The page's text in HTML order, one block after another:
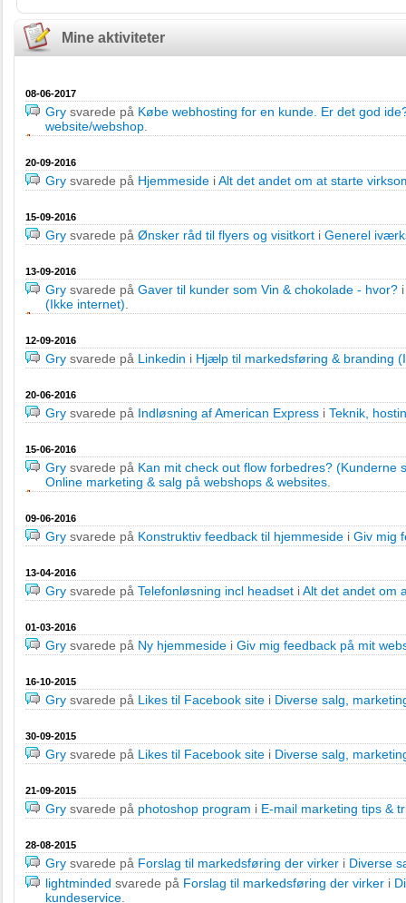
Mine aktiviteter
08-06-2017
Gry svarede på Købe webhosting for en kunde. Er det god
website/webshop
20-09-2016
Gry svarede på Hjemmeside iAlt det andet om at starte
15-09-2016
Gry svarede på Ønsker råd til flyers og visitkort i Generel
13-09-2016
Gry svarede på Gaver til kunder som Vin & chokolade - hvor?
(Ikke internet)
12-09-2016
Gry svarede på Linkedin i Hjælp til markedsføring & branding
20-06-2016
Gry svarede på Indløsning af American Express i Teknik,
15-06-2016
Gry svarede på Kan mit check out flow forbedres?
Online marketing & salg på webshops & websites
09-06-2016
Gry svarede på Konstruktiv feedback til hjemmeside i Giv mig
13-04-2016
Gry svarede på Telefonløsning incl headset iAlt det andet om
01-03-2016
Gry svarede på Ny hjemmeside i Giv mig feedback på mit
16-10-2015
Gry svarede på Likes til Facebook site i Diverse salg,
30-09-2015
Gry svarede på Likes til Facebook site i Diverse salg,
21-09-2015
Gry svarede på photoshop program i E-mail marketing tips &
28-08-2015
Gry svarede på Forslag til markedsføring der virker i Diverse
lightminded svarede på Forslag til markedsføring der virker i
kundeservice